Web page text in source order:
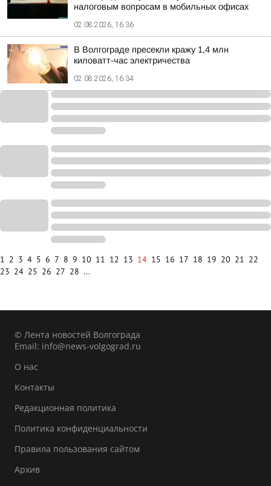
налоговым вопросам в мобильных офисах
02.08.2026, 16:36
В Волгограде пресекли кражу 1,4 млн
киловатт-час электричества
02.08.2026, 16:34
1 2 3 4 5 6 7 8 9 10 11 12 13 14 15 16 17 18 19 20 21 22
23 24 25 26 27 28 ...
© Лента новостей Волгограда
Email: info@news-volgograd.ru
О нас
Контакты
Редакционная политика
Политика конфиденциальности
Правила пользования сайтом
Архив